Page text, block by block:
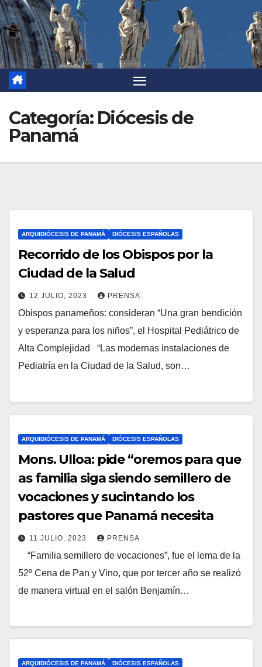
Categoría: Diócesis de
Panamá
ARQUIDIÓCESIS DE PANAMÁ DIÓCESIS ESPAÑOLAS
Recorrido de los Obispos por la
Ciudad de la Salud
12 JULIO, 2023 PRENSA
N
O
H
A
C
M
O
S
Obispos panameños: consideran “Una gran bendición
y esperanza para los niños”, el Hospital Pediátrico de
Alta Complejidad “Las modernas instalaciones de
Pediatría en la Ciudad de la Salud, son…
ARQUIDIÓCESIS DE PANAMÁ DIÓCESIS ESPAÑOLAS
Mons. Ulloa: pide “oremos para que
as familia siga siendo semillero de
vocaciones y sucintando los
pastores que Panamá necesita
11 JULIO, 2023 PRENSA
N
O
H
Y
O
“Familia semillero de vocaciones”, fue el lema de la
52º Cena de Pan y Vino, que por tercer año se realizó
de manera virtual en el salón Benjamín…
ARQUIDIÓCESIS DE PANAMÁ DIÓCESIS ESPAÑOLAS